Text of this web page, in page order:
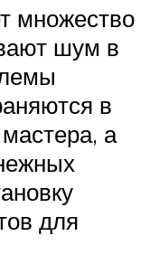
множество
шум в
в
а
для